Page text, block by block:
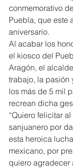
conmemorativo
Puebla, que este
aniversario.
Al acabar los
el kiosco del
Aragón, el
trabajo, la pasión
los más de 5 mil
recrean dicha
“Quiero felicitar
sanjuanero por
esta heroica
mexicano, por
quiero agradecer